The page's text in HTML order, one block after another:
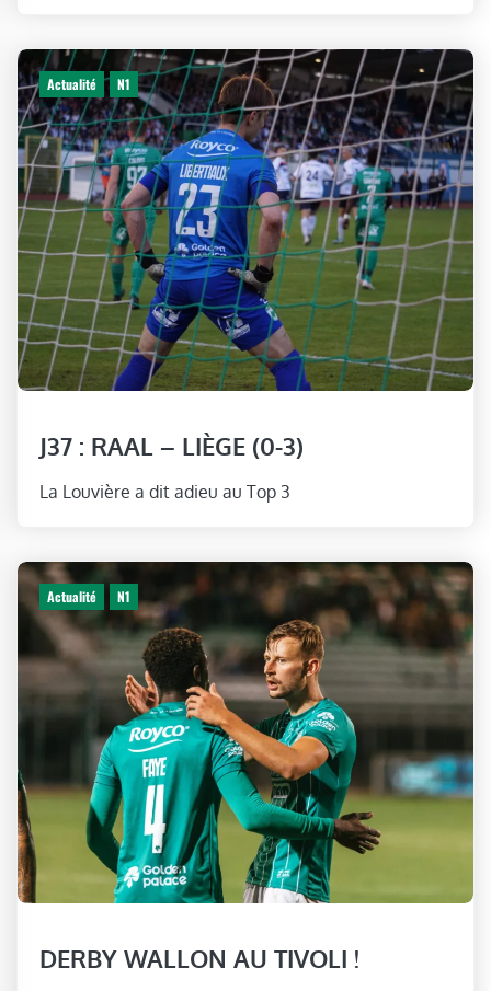
Actualité N1
J37 : RAAL – LIÈGE (0-3)
La Louvière a dit adieu au Top 3
Actualité N1
DERBY WALLON AU TIVOLI !